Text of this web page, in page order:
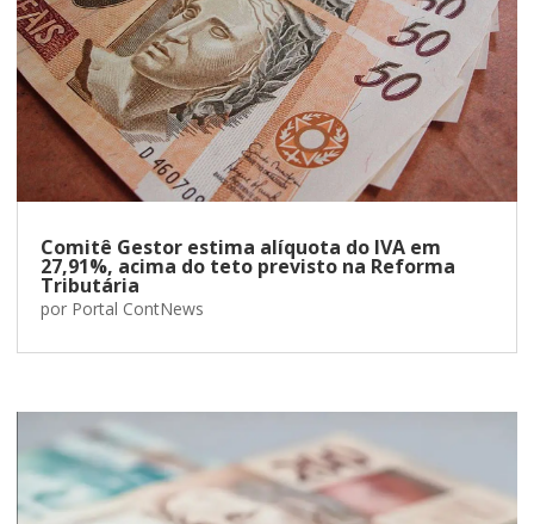
Comitê Gestor estima alíquota do IVA em
27,91%, acima do teto previsto na Reforma
Tributária
por Portal ContNews